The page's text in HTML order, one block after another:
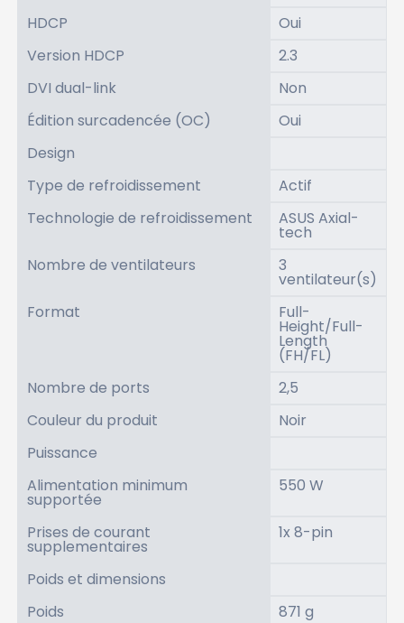
HDCP
Oui
Version HDCP
2.3
DVI dual-link
Non
Édition surcadencée (OC)
Oui
Design
Type de refroidissement
Actif
Technologie de refroidissement
ASUS Axial-
tech
Nombre de ventilateurs
3
ventilateur(s)
Format
Full-
Height/Full-
Length
(FH/FL)
Nombre de ports
2,5
Couleur du produit
Noir
Puissance
Alimentation minimum
supportée
550 W
Prises de courant
supplementaires
1x 8-pin
Poids et dimensions
Poids
871 g